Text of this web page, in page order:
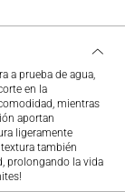
a prueba de agua,
en la
mientras
aportan
ligeramente
también
prolongando la vida